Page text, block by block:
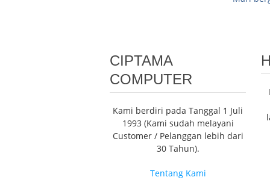
CIPTAMA
COMPUTER
Kami berdiri pada Tanggal 1 Juli
1993 (Kami sudah melayani
Customer / Pelanggan lebih dari
30 Tahun).
Tentang Kami